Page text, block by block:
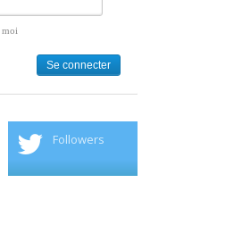
moi
Followers